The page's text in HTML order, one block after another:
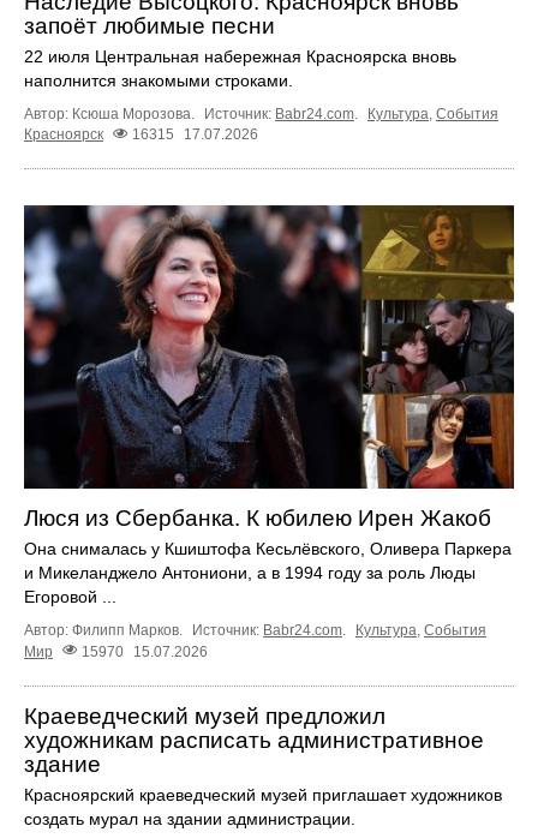
запоёт любимые песни
22 июля Центральная набережная Красноярска вновь
наполнится знакомыми строками.
Автор: Ксюша Морозова. Источник: Babr24.com Культура События
Красноярск
16315 17.07.2026
Люся из Сбербанка. К юбилею Ирен Жакоб
Она снималась у Кшиштофа Кесьлёвского, Оливера Паркера
и Микеланджело Антониони, а в 1994 году за роль Люды
Егоровой ...
Автор: Филипп Марков. Источник: Babr24.com. Культура, События
Мир
15970 15.07.2026
Краеведческий музей предложил
художникам расписать административное
здание
Красноярский краеведческий музей приглашает художников
создать мурал на здании администрации.